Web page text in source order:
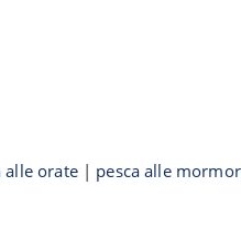
alle orate| pesca alle